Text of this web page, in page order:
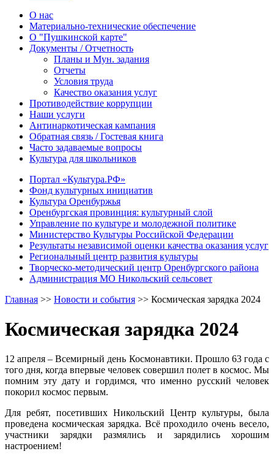
О нас
Материально-технические обеспечение
О "Пушкинской карте"
Документы / Отчетность
Планы и Мун. задания
Отчеты
Условия труда
Качество оказания услуг
Противодействие коррупции
Наши услуги
Антинаркотическая кампания
Обратная связь / Гостевая книга
Часто задаваемые вопросы
Культура для школьников
Портал «Культура.РФ»
Фонд культурных инициатив
Культура Оренбуржья
Оренбургская провинция: культурный слой
Управление по культуре и молодежной политике
Министерство Культуры Российской Федерации
Результаты независимой оценки качества оказания услуг
Региональный центр развития культуры
Творческо-методический центр Оренбургского района
Администрация МО Никольский сельсовет
Главная >> Новости и события >> Космическая зарядка 2024
Космическая зарядка 2024
12 апреля – Всемирный день Космонавтики. Прошло 63 года с
того дня, когда впервые человек совершил полет в космос. Мы
помним эту дату и гордимся, что именно русский человек
покорил космос первым.
Для ребят, посетивших Никольский Центр культуры, была
проведена космическая зарядка. Всё проходило очень весело,
участники зарядки размялись и зарядились хорошим
настроением!